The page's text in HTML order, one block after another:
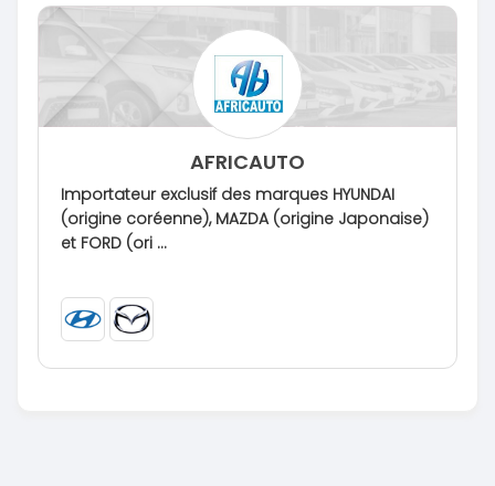
AFRICAUTO
Importateur exclusif des marques HYUNDAI
(origine coréenne), MAZDA (origine Japonaise)
et FORD (ori ...